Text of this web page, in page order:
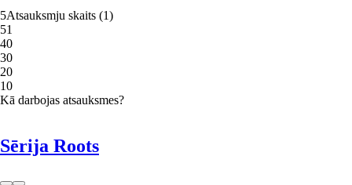
5Atsauksmju skaits (1)
51
40
30
20
10
Kā darbojas atsauksmes?
Sērija Roots